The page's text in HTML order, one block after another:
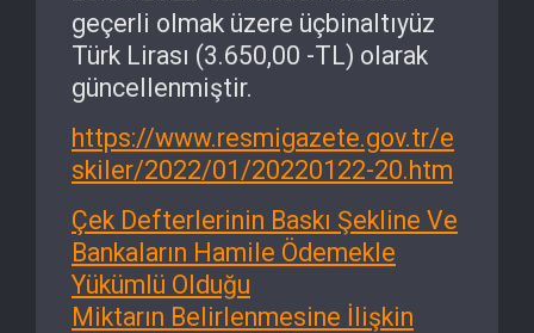
geçerli olmak üzere üçbinaltıyüz
Türk Lirası (3.650,00 -TL) olarak
güncellenmiştir.
https://www.resmigazete.gov.tr/e
skiler/2022/01/20220122-20.htm
Çek Defterlerinin Baskı Şekline Ve
Bankaların Hamile Ödemekle
Yükümlü Olduğu
Miktarın Belirlenmesine İlişkin